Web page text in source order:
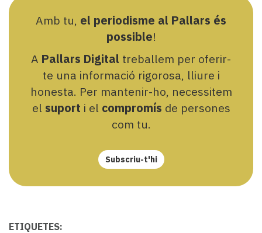
Amb tu, el periodisme al Pallars és
possible!
A Pallars Digital treballem per oferir-
te una informació rigorosa, lliure i
honesta. Per mantenir-ho, necessitem
el suport i el compromís de persones
com tu.
Subscriu-t'hi
ETIQUETES: